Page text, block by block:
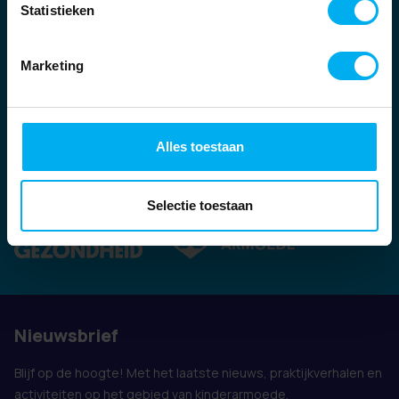
Statistieken
Marketing
Alles toestaan
Selectie toestaan
Ook vertegenwoordigd door:
Nieuwsbrief
Blijf op de hoogte! Met het laatste nieuws, praktijkverhalen en
activiteiten op het gebied van kinderarmoede.